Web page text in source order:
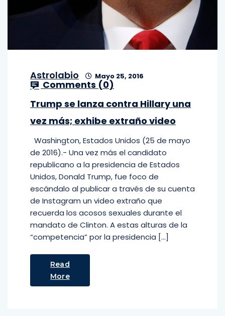
Astrolabio Mayo 25, 2016
Comments (0)
Trump se lanza contra Hillary una
vez más; exhibe extraño video
Washington, Estados Unidos (25 de mayo
de 2016).- Una vez más el candidato
republicano a la presidencia de Estados
Unidos, Donald Trump, fue foco de
escándalo al publicar a través de su cuenta
de Instagram un video extraño que
recuerda los acosos sexuales durante el
mandato de Clinton. A estas alturas de la
“competencia” por la presidencia […]
Read
More